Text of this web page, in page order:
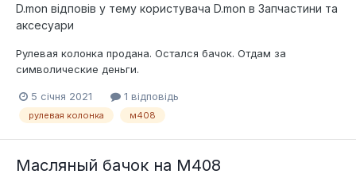
D.mon відповів у тему користувача D.mon в Запчастини та
аксесуари
Рулевая колонка продана. Остался бачок. Отдам за
символические деньги.
5 січня 2021 1 відповідь
рулевая колонка м408
Масляный бачок на М408